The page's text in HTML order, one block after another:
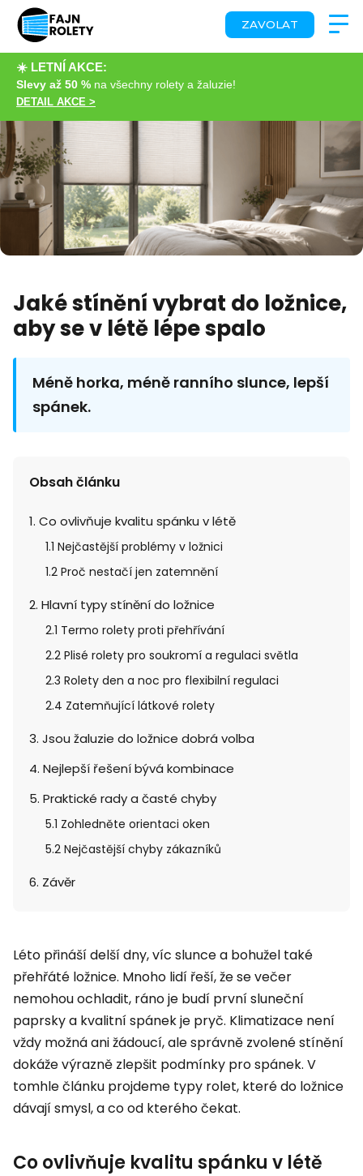
ZAVOLAT
☀️ LETNÍ AKCE:
Slevy až 50 % na všechny rolety a žaluzie!
DETAIL AKCE >
Jaké stínění vybrat do ložnice,
aby se v létě lépe spalo
Méně horka, méně ranního slunce, lepší
spánek.
Obsah článku
1. Co ovlivňuje kvalitu spánku v létě
1.1 Nejčastější problémy v ložnici
1.2 Proč nestačí jen zatemnění
2. Hlavní typy stínění do ložnice
2.1 Termo rolety proti přehřívání
2.2 Plisé rolety pro soukromí a regulaci světla
2.3 Rolety den a noc pro flexibilní regulaci
2.4 Zatemňující látkové rolety
3. Jsou žaluzie do ložnice dobrá volba
4. Nejlepší řešení bývá kombinace
5. Praktické rady a časté chyby
5.1 Zohledněte orientaci oken
5.2 Nejčastější chyby zákazníků
6. Závěr
Léto přináší delší dny, víc slunce a bohužel také
přehřáté ložnice. Mnoho lidí řeší, že se večer
nemohou ochladit, ráno je budí první sluneční
paprsky a kvalitní spánek je pryč. Klimatizace není
vždy možná ani žádoucí, ale správně zvolené stínění
dokáže výrazně zlepšit podmínky pro spánek. V
tomhle článku projdeme typy rolet, které do ložnice
dávají smysl, a co od kterého čekat.
Co ovlivňuje kvalitu spánku v létě